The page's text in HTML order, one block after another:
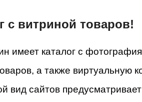
с витриной товаров!
имеет каталог с
а также виртуальную
вид сайтов